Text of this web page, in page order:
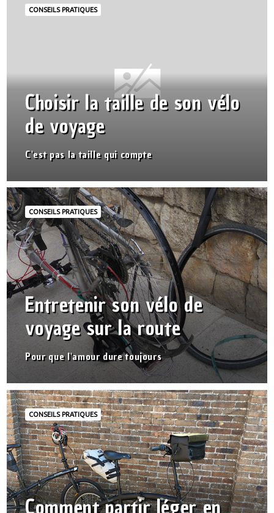
CONSEILS PRATIQUES
Choisir la taille de son vélo
de voyage
C'est pas la taille qui compte
CONSEILS PRATIQUES
Entretenir son vélo de
voyage sur la route
Pour que l'amour dure toujours
CONSEILS PRATIQUES
Comment partir léger en